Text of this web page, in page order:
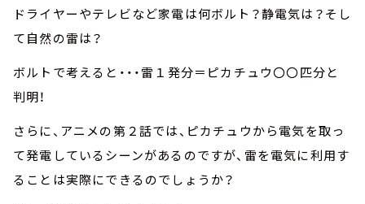
ドライヤーやテレビなど家電は何ボルト？静電気は？そし
て自然の雷は？
ボルトで考えると・・・雷１発分＝ピカチュウ〇〇匹分と
判明！
さらに、アニメの第２話では、ピカチュウから電気を取っ
て発電しているシーンがあるのですが、雷を電気に利用す
ることは実際にできるのでしょうか？